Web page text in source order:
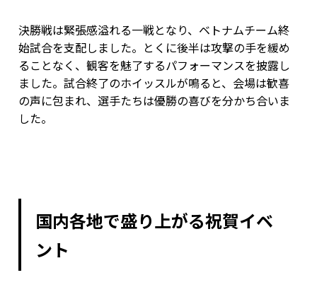
決勝戦は緊張感溢れる一戦となり、ベトナムチーム終
始試合を支配しました。とくに後半は攻撃の手を緩め
ることなく、観客を魅了するパフォーマンスを披露し
ました。試合終了のホイッスルが鳴ると、会場は歓喜
の声に包まれ、選手たちは優勝の喜びを分かち合いま
した。
国内各地で盛り上がる祝賀イベ
ント